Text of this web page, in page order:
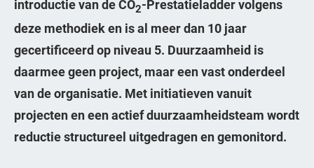
introductie van de CO2-Prestatieladder volgens
deze methodiek en is al meer dan 10 jaar
gecertificeerd op niveau 5. Duurzaamheid is
daarmee geen project, maar een vast onderdeel
van de organisatie. Met initiatieven vanuit
projecten en een actief duurzaamheidsteam wordt
reductie structureel uitgedragen en gemonitord.